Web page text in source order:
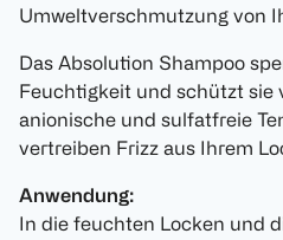
Umweltverschmutzung von
Das Absolution Shampoo
Feuchtigkeit und schützt sie
anionische und sulfatfreie
vertreiben Frizz aus Ihrem
Anwendung:
In die feuchten Locken und